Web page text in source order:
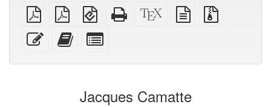
običan
PDF
A4
PDF
štampanje
EPUB
(za
mobilne
uređaje)
Potpuni
HTML
XeLaTex
izvor
izvor
Uredi
ovaj
Dodaj
ovaj
zbirci
za
Jacques Camatte